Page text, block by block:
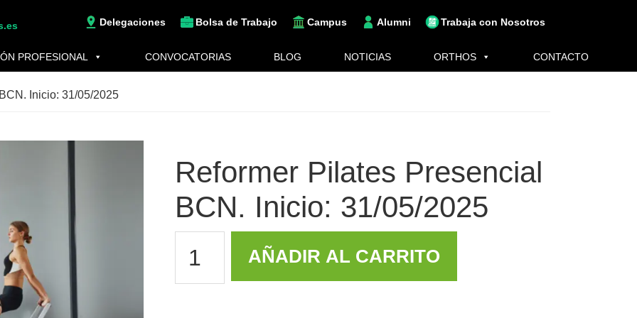
Delegaciones Bolsa de Trabajo Campus Alumni Trabaja con Nosotros
PROFESIONAL CONVOCATORIAS BLOG NOTICIAS ORTHOS CONTACTO
Inicio: 31/05/2025
Reformer Pilates Presencial
BCN. Inicio: 31/05/2025
AÑADIR AL CARRITO